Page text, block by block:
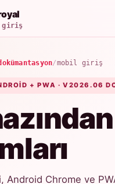
giriş
/mobil giriş
+ PWA · V2026.06
Android Chrome ve